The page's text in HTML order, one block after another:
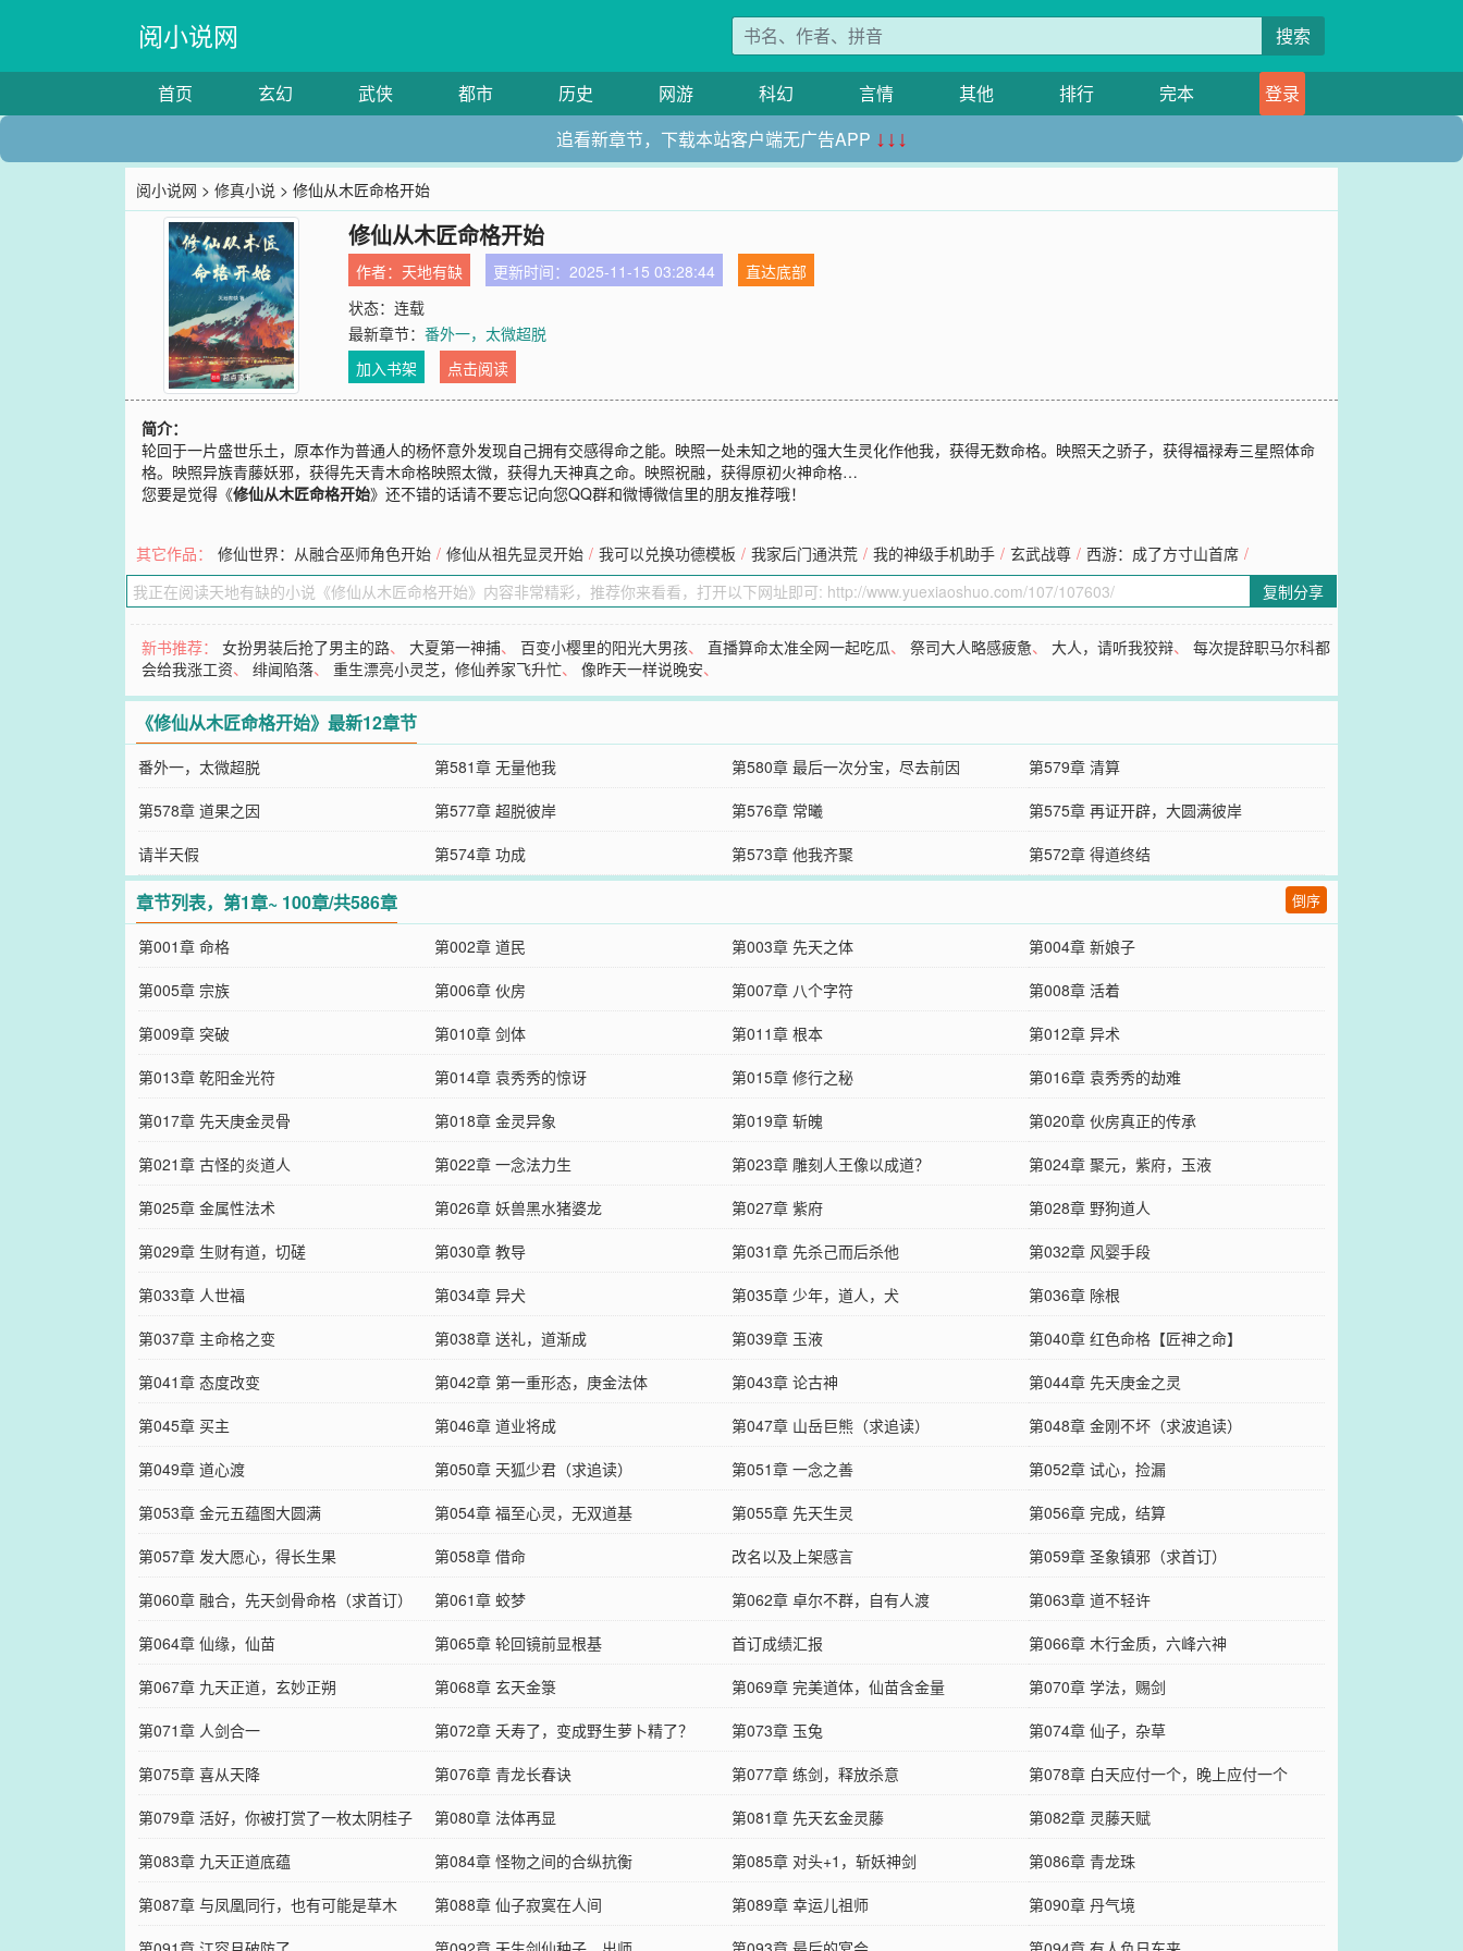
阅小说网 搜索
首页 玄幻 武侠 都市 历史 网游 科幻 言情 其他 排行 完本
登录
追看新章节，下载本站客户端无广告APP ↓↓↓
阅小说网 >修真小说 > 修仙从木匠命格开始
修仙从木匠命格开始
作者： 天地有缺 更新时间：2025-11-15 03:28:44
直达底部
状态：连载
最新章节：番外一，太微超脱
加入书架
点击阅读
简介：
轮回于一片盛世乐土，原本作为普通人的杨怀意外发现自己拥有交感得命之能。映照一处未知之地的强大生灵化作他我，获得无数命格。映照天之骄子，获得福禄寿三星照体命
格。映照异族青藤妖邪，获得先天青木命格映照太微，获得九天神真之命。映照祝融，获得原初火神命格…
您要是觉得《修仙从木匠命格开始》还不错的话请不要忘记向您QQ群和微博微信里的朋友推荐哦！
其它作品： 修仙世界：从融合巫师角色开始 / 修仙从祖先显灵开始 / 我可以兑换功德模板 / 我家后门通洪荒 / 我的神级手机助手 / 玄武战尊 / 西游：成了方寸山首席 /
复制分享
新书推荐：女扮男装后抢了男主的路、大夏第一神捕、 百变小樱里的阳光大男孩、 直播算命太准全网一起吃瓜、祭司大人略感疲惫、大人，请听我狡辩、每次提辞职马尔科都
会给我涨工资、绯闻陷落、重生漂亮小灵芝，修仙养家飞升忙、像昨天一样说晚安、
《修仙从木匠命格开始》最新12章节
番外一，太微超脱 第581章 无量他我 第580章 最后一次分宝，尽去前因
第579章 清算
第578章 道果之因
第577章 超脱彼岸 第576章 常曦
第575章 再证开辟，大圆满彼岸
请半天假
第574章 功成 第573章 他我齐聚 第572章 得道终结
章节列表，第1章~ 100章/共586章 倒序
第001章 命格 第002章 道民 第003章 先天之体
第004章 新娘子
第005章 宗族
第006章 伙房 第007章 八个字符
第008章 活着
第009章 突破
第010章 剑体 第011章 根本
第012章 异术
第013章 乾阳金光符
第014章 袁秀秀的惊讶 第015章 修行之秘
第016章 袁秀秀的劫难
第017章 先天庚金灵骨
第018章 金灵异象 第019章 斩魄
第020章 伙房真正的传承
第021章 古怪的炎道人
第022章 一念法力生 第023章 雕刻人王像以成道？
第024章 聚元，紫府，玉液
第025章 金属性法术
第026章 妖兽黑水猪婆龙 第027章 紫府
第028章 野狗道人
第029章 生财有道，切磋
第030章 教导 第031章 先杀己而后杀他
第032章 风婴手段
第033章 人世福
第034章 异犬 第035章 少年，道人，犬
第036章 除根
第037章 主命格之变
第038章 送礼，道渐成 第039章 玉液
第040章 红色命格【匠神之命】
第041章 态度改变
第042章 第一重形态，庚金法体 第043章 论古神
第044章 先天庚金之灵
第045章 买主
第046章 道业将成 第047章 山岳巨熊（求追读）
第048章 金刚不坏（求波追读）
第049章 道心渡
第050章 天狐少君（求追读） 第051章 一念之善
第052章 试心，捡漏
第053章 金元五蕴图大圆满
第054章 福至心灵，无双道基 第055章 先天生灵
第056章 完成，结算
第057章 发大愿心，得长生果
第058章 借命 改名以及上架感言
第059章 圣象镇邪（求首订）
第060章 融合，先天剑骨命格（求首订）
第061章 蛟梦 第062章 卓尔不群，自有人渡
第063章 道不轻许
第064章 仙缘，仙苗
第065章 轮回镜前显根基 首订成绩汇报
第066章 木行金质，六峰六神
第067章 九天正道，玄妙正朔
第068章 玄天金箓 第069章 完美道体，仙苗含金量
第070章 学法，赐剑
第071章 人剑合一
第072章 夭寿了，变成野生萝卜精了？ 第073章 玉兔
第074章 仙子，杂草
第075章 喜从天降
第076章 青龙长春诀 第077章 练剑，释放杀意
第078章 白天应付一个，晚上应付一个
第079章 活好，你被打赏了一枚太阴桂子
第080章 法体再显 第081章 先天玄金灵藤
第082章 灵藤天赋
第083章 九天正道底蕴
第084章 怪物之间的合纵抗衡 第085章 对头+1，斩妖神剑
第086章 青龙珠
第087章 与凤凰同行，也有可能是草木
第088章 仙子寂寞在人间 第089章 幸运儿祖师
第090章 丹气境